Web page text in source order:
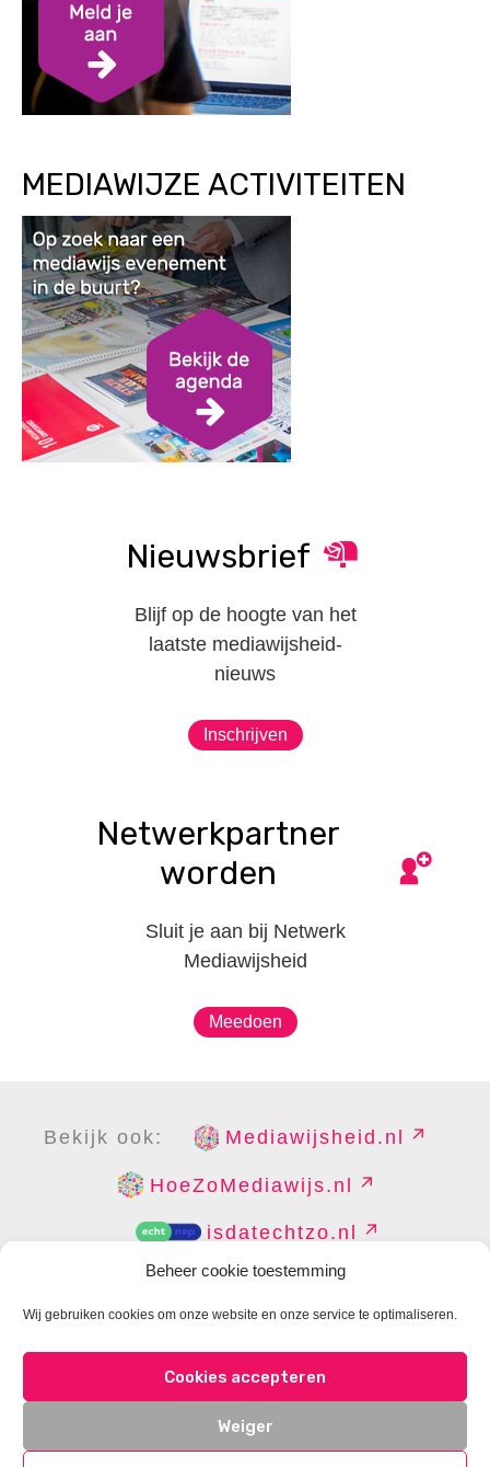
Beheer cookie toestemming
Wij gebruiken cookies om onze website en onze service te optimaliseren.
Cookies accepteren
Weiger
MEDIAWIJZE ACTIVITEITEN
Nieuwsbrief
Blijf op de hoogte van het
laatste mediawijsheid-
nieuws
Inschrijven
Netwerkpartner
worden
Sluit je aan bij Netwerk
Mediawijsheid
Meedoen
Bekijk ook: Mediawijsheid.nl
HoeZoMediawijs.nl
isdatechtzo.nl
DISCLAIMER PRIVACY
CONTACT
COOKIES BEHEREN